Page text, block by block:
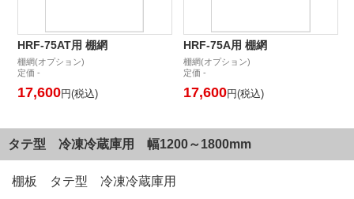
HRF-75AT用 棚網
棚網(オプション)
定価 -
17,600円(税込)
HRF-75A用 棚網
棚網(オプション)
定価 -
17,600円(税込)
タテ型 冷凍冷蔵庫用 幅1200～1800mm
棚板 タテ型 冷凍冷蔵庫用